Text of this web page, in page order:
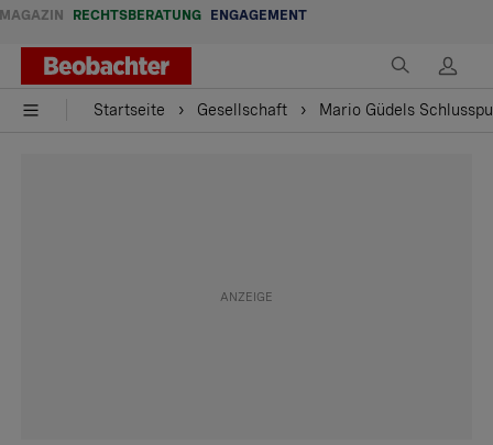
MAGAZIN RECHTSBERATUNG ENGAGEMENT
Startseite Gesellschaft Mario Güdels